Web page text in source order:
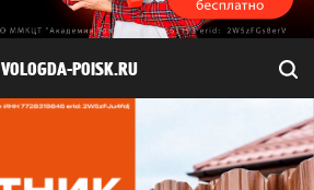
VOLOGDA-POISK.RU